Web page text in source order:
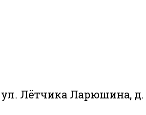
Лётчика Ларюшина,